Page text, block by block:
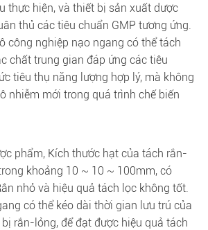
thực hiện, và thiết bị sản xuất dược
thủ các tiêu chuẩn GMP tương ứng.
công nghiệp nạo ngang có thể tách
chất trung gian đáp ứng các tiêu
tiêu thụ năng lượng hợp lý, mà không
nhiễm mới trong quá trình chế biến
phẩm, Kích thước hạt của tách rắn-
khoảng 10 ~ 10 ~ 100mm, có
nhỏ và hiệu quả tách lọc không tốt.
có thể kéo dài thời gian lưu trú của
rắn-lỏng, để đạt được hiệu quả tách